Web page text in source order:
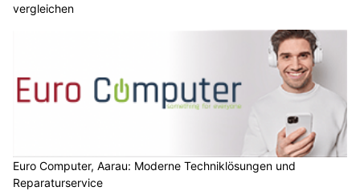
vergleichen
Euro Computer, Aarau: Moderne Techniklösungen und
Reparaturservice